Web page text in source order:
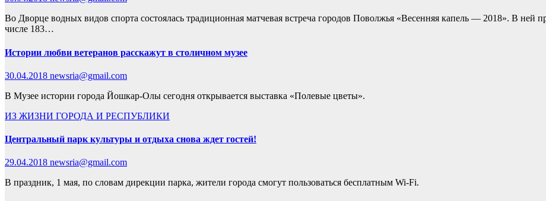
Во Дворце водных видов спорта состоялась традиционная матчевая встреча городов Поволжья «Весенняя капель — 2018». В ней
числе 183…
Истории любви ветеранов расскажут в столичном музее
30.04.2018 newsria@gmail.com
В Музее истории города Йошкар-Олы сегодня открывается выставка «Полевые цветы».
ИЗ ЖИЗНИ ГОРОДА И РЕСПУБЛИКИ
Центральный парк культуры и отдыха снова ждет гостей!
29.04.2018 newsria@gmail.com
В праздник, 1 мая, по словам дирекции парка, жители города смогут пользоваться бесплатным Wi-Fi.